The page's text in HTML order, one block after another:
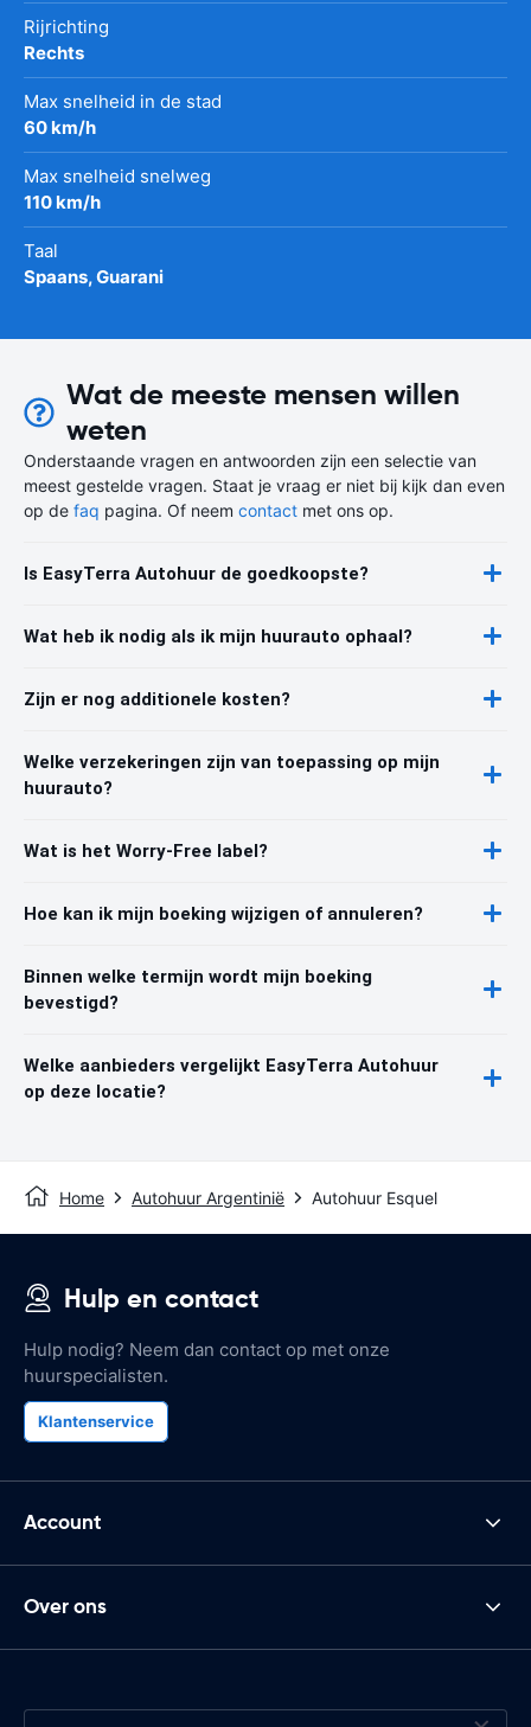
Rijrichting
Rechts
Max snelheid in de stad
60 km/h
Max snelheid snelweg
110 km/h
Taal
Spaans, Guarani
Wat de meeste mensen willen
weten
Onderstaande vragen en antwoorden zijn een selectie van
meest gestelde vragen. Staat je vraag er niet bij kijk dan even
op de faq pagina. Of neem contact met ons op.
Is EasyTerra Autohuur de goedkoopste?
Wat heb ik nodig als ik mijn huurauto ophaal?
Zijn er nog additionele kosten?
Welke verzekeringen zijn van toepassing op mijn
huurauto?
Wat is het Worry-Free label?
Hoe kan ik mijn boeking wijzigen of annuleren?
Binnen welke termijn wordt mijn boeking
bevestigd?
Welke aanbieders vergelijkt EasyTerra Autohuur
op deze locatie?
Home Autohuur Argentinië Autohuur Esquel
Hulp en contact
Hulp nodig? Neem dan contact op met onze
huurspecialisten.
Klantenservice
Account
Over ons